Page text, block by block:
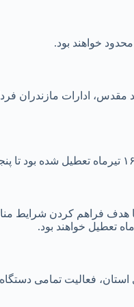
ادارات مازندران
و با هدف فراهم کردن
فعالیت تمامی